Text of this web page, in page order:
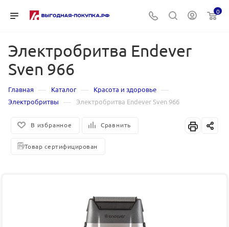
0
Электробритва Endever
Sven 966
Главная — Каталог — Красота и здоровье —
Электробритвы — Электробритва Endever Sven 966
В избранное Сравнить
Товар сертифицирован